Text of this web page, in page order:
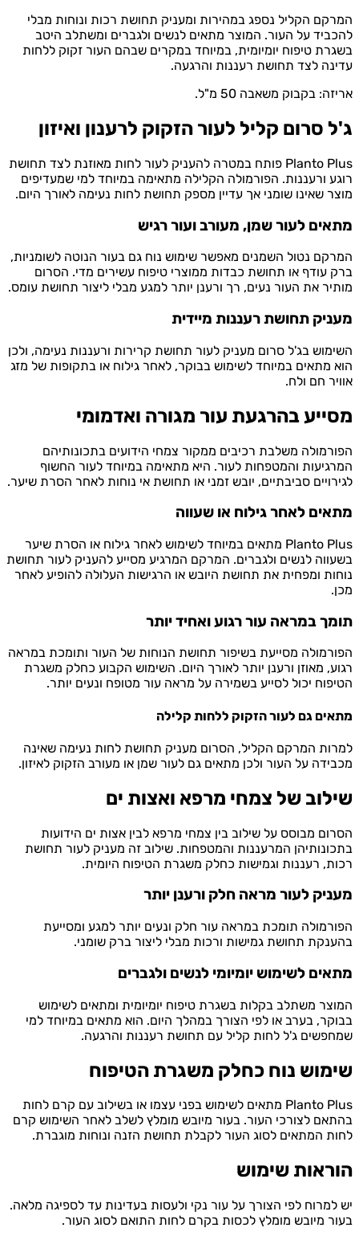
הקליל נספג במהירות ומעניק תחושת רכות ונוחות מבלי
על העור. המוצר מתאים לנשים ולגברים ומשתלב היטב
טיפוח יומיומית, במיוחד במקרים שבהם העור זקוק ללחות
לצד תחושת רעננות והרגעה.
בקבוק משאבה 50 מ"ל.
סרום קליל לעור הזקוק לרענון ואיזון
Planto Plus פותח במטרה להעניק לעור לחות מאוזנת לצד תחושת
ורעננות. הפורמולה הקלילה מתאימה במיוחד למי שמעדיפים
שאינו שומני אך עדיין מספק תחושת לחות נעימה לאורך היום.
לעור שמן, מעורב ועור רגיש
נטול השמנים מאפשר שימוש נוח גם בעור הנוטה לשומניות,
עודף או תחושת כבדות ממוצרי טיפוח עשירים מדי. הסרום
את העור נעים, רך ורענן יותר למגע מבלי ליצור תחושת עומס.
תחושת רעננות מיידית
בג'ל סרום מעניק לעור תחושת קרירות ורעננות נעימה, ולכן
מתאים במיוחד לשימוש בבוקר, לאחר גילוח או בתקופות של מזג
חם ולח.
בהרגעת עור מגורה ואדמומי
משלבת רכיבים ממקור צמחי הידועים בתכונותיהם
והמטפחות לעור. היא מתאימה במיוחד לעור החשוף
סביבתיים, יובש זמני או תחושת אי נוחות לאחר הסרת שיער.
לאחר גילוח או שעווה
Planto Plus מתאים במיוחד לשימוש לאחר גילוח או הסרת שיער
לנשים ולגברים. המרקם המרגיע מסייע להעניק לעור תחושת
ומפחית את תחושת היובש או הרגישות העלולה להופיע לאחר
במראה עור רגוע ואחיד יותר
מסייעת בשיפור תחושת הנוחות של העור ותומכת במראה
מאוזן ורענן יותר לאורך היום. השימוש הקבוע כחלק משגרת
יכול לסייע בשמירה על מראה עור מטופח ונעים יותר.
גם לעור הזקוק ללחות קלילה
המרקם הקליל, הסרום מעניק תחושת לחות נעימה שאינה
על העור ולכן מתאים גם לעור שמן או מעורב הזקוק לאיזון.
של צמחי מרפא ואצות ים
מבוסס על שילוב בין צמחי מרפא לבין אצות ים הידועות
המרעננות והמטפחות. שילוב זה מעניק לעור תחושת
רעננות וגמישות כחלק משגרת הטיפוח היומית.
לעור מראה חלק ורענן יותר
תומכת במראה עור חלק ונעים יותר למגע ומסייעת
תחושת גמישות ורכות מבלי ליצור ברק שומני.
לשימוש יומיומי לנשים ולגברים
משתלב בקלות בשגרת טיפוח יומיומית ומתאים לשימוש
בערב או לפי הצורך במהלך היום. הוא מתאים במיוחד למי
ג'ל לחות קליל עם תחושת רעננות והרגעה.
נוח כחלק משגרת הטיפוח
Planto Plus מתאים לשימוש בפני עצמו או בשילוב עם קרם לחות
לצורכי העור. בעור מיובש מומלץ לשלב לאחר השימוש קרם
המתאים לסוג העור לקבלת תחושת הזנה ונוחות מוגברת.
שימוש
לפי הצורך על עור נקי ולעסות בעדינות עד לספיגה מלאה.
מיובש מומלץ לכסות בקרם לחות התואם לסוג העור.